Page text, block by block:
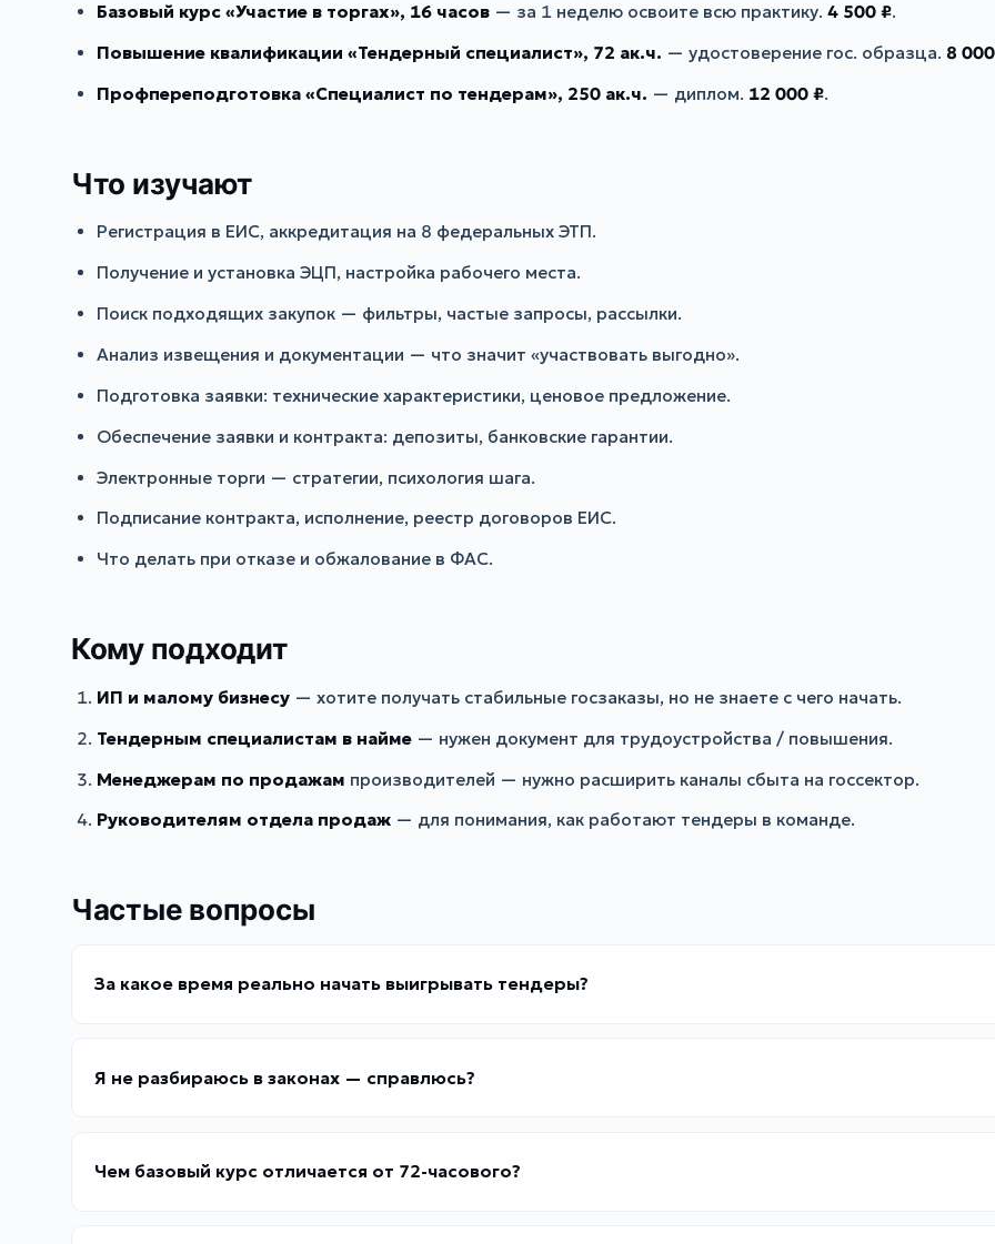
Базовый курс «Участие в торгах», 16 часов — за 1 неделю освоите всю практику.4 500 ₽.
Повышение квалификации «Тендерный специалист», 72 ак.ч. — удостоверение гос. образца. 8
Профпереподготовка «Специалист по тендерам», 250 ак.ч. — диплом. 12 000 ₽.
Что изучают
Регистрация в ЕИС, аккредитация на 8 федеральных ЭТП.
Получение и установка ЭЦП, настройка рабочего места.
Поиск подходящих закупок — фильтры, частые запросы, рассылки.
Анализ извещения и документации — что значит «участвовать выгодно».
Подготовка заявки: технические характеристики, ценовое предложение.
Обеспечение заявки и контракта: депозиты, банковские гарантии.
Электронные торги — стратегии, психология шага.
Подписание контракта, исполнение, реестр договоров ЕИС.
Что делать при отказе и обжалование в ФАС.
Кому подходит
ИП и малому бизнесу — хотите получать стабильные госзаказы, но не знаете с чего начать.
Тендерным специалистам в найме — нужен документ для трудоустройства / повышения.
Менеджерам по продажам производителей — нужно расширить каналы сбыта на госсектор.
Руководителям отдела продаж — для понимания, как работают тендеры в команде.
Частые вопросы
За какое время реально начать выигрывать тендеры?
Я не разбираюсь в законах — справлюсь?
Чем базовый курс отличается от 72-часового?